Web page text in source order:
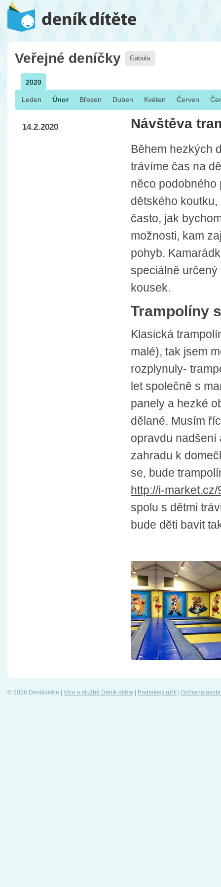
Veřejné deníčky Gabula
2020
Leden Únor Březen Duben Květen Červen
14.2.2020 Návštěva
Během hezkých
trávíme čas na
něco podobného
dětského
často, jak
možnosti, kam
pohyb.
speciálně určený
kousek.
Trampolíny
Klasická
malé), tak jsem
rozplynuly-
let společně s
panely a hezké
dělané. Musím
opravdu nadšení
zahradu k
se, bude
http://i-
spolu s dětmi
bude děti bavit
© 2026 Deníkdítěte | Více o službě Deník dítěte Podmínky užití Ochrana